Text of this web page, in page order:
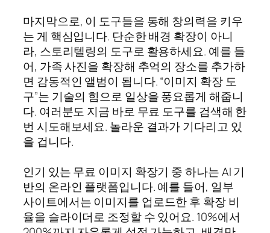
마지막으로, 이 도구들을 통해 창의력을 키우
는 게 핵심입니다. 단순한 배경 확장이 아니
라, 스토리텔링의 도구로 활용하세요. 예를 들
어, 가족 사진을 확장해 추억의 장소를 추가하
면 감동적인 앨범이 됩니다. “이미지 확장 도
구”는 기술의 힘으로 일상을 풍요롭게 해줍니
다. 여러분도 지금 바로 무료 도구를 검색해 한
번 시도해보세요. 놀라운 결과가 기다리고 있
을 겁니다.
인기 있는 무료 이미지 확장기 중 하나는 AI 기
반의 온라인 플랫폼입니다. 예를 들어, 일부
사이트에서는 이미지를 업로드한 후 확장 비
율을 슬라이더로 조정할 수 있어요. 10%에서